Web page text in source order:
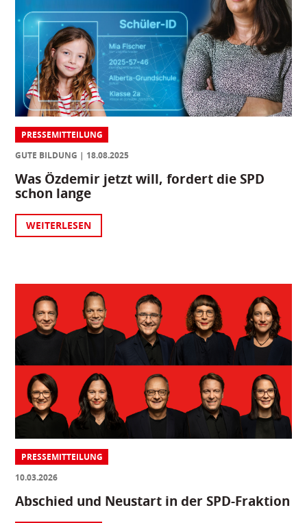
PRESSEMITTEILUNG
GUTE BILDUNG
18.08.2025
Was Özdemir jetzt will, fordert die SPD
schon lange
WEITERLESEN
PRESSEMITTEILUNG
10.03.2026
Abschied und Neustart in der SPD-Fraktion